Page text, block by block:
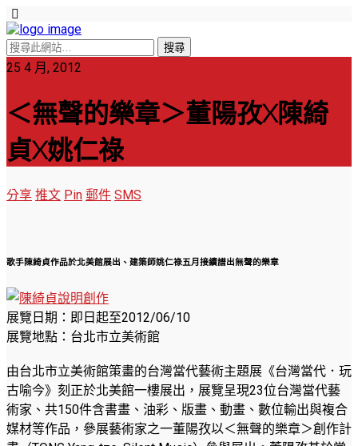
25 4 月, 2012
＜無聲的樂章＞董陽孜X陳綺
貞X姚仁祿
分享 推文 Pin 郵件 SMS
歌手陳綺貞作品於北美館展出、建築師姚仁祿五月接續譜出無聲的樂章
展覽日期：即日起至2012/06/10
展覽地點：台北市立美術館
由台北市立美術館策畫的台灣當代藝術主題展《台灣當代．玩
古喻今》刻正於北美館一樓展出，展覽呈現23位台灣當代藝
術家、共150件含書畫、油彩、版畫、動畫、數位輸出與複合
媒材等作品，參展藝術家之一董陽孜以＜無聲的樂章＞創作計